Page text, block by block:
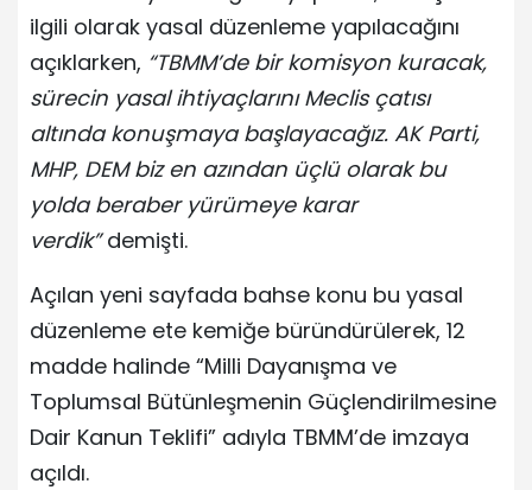
ilgili olarak yasal düzenleme yapılacağını
açıklarken, “TBMM’de bir komisyon kuracak,
sürecin yasal ihtiyaçlarını Meclis çatısı
altında konuşmaya başlayacağız. AK Parti,
MHP, DEM biz en azından üçlü olarak bu
yolda beraber yürümeye karar
verdik”demişti.
Açılan yeni sayfada bahse konu bu yasal
düzenleme ete kemiğe büründürülerek, 12
madde halinde “Milli Dayanışma ve
Toplumsal Bütünleşmenin Güçlendirilmesine
Dair Kanun Teklifi” adıyla TBMM’de imzaya
açıldı.